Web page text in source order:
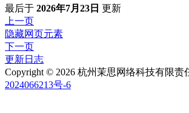
最后于 2026年7月23日 更新
上一页
隐藏网页元素
下一页
更新日志
Copyright © 2026 杭州茉思网络科技有限责
2024066213号-6